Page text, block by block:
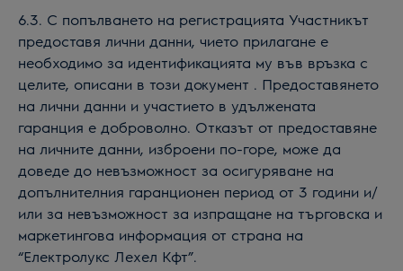
6.3. С попълването на регистрацията Участникът
предоставя лични данни, чието прилагане е
необходимо за идентификацията му във връзка с
целите, описани в този документ . Предоставянето
на лични данни и участието в удължената
гаранция е доброволно. Отказът от предоставяне
на личните данни, изброени по-горе, може да
доведе до невъзможност за осигуряване на
допълнителния гаранционен период от 3 години и/
или за невъзможност за изпращане на търговска и
маркетингова информация от страна на
“Електролукс Лехел Кфт”.